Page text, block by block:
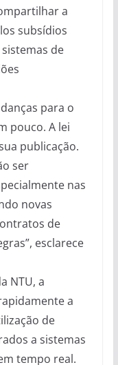
a
subsídios
de
para o
pouco. A lei
publicação.
ser
nas
novas
de
esclarece
NTU, a
a
de
a sistemas
tempo real.